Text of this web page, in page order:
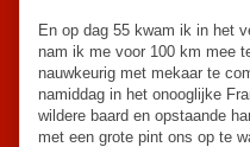
En op dag 55 kwam ik in het
nam ik me voor 100 km mee
nauwkeurig met mekaar te
namiddag in het onooglijke
wildere baard en opstaande
met een grote pint ons op te